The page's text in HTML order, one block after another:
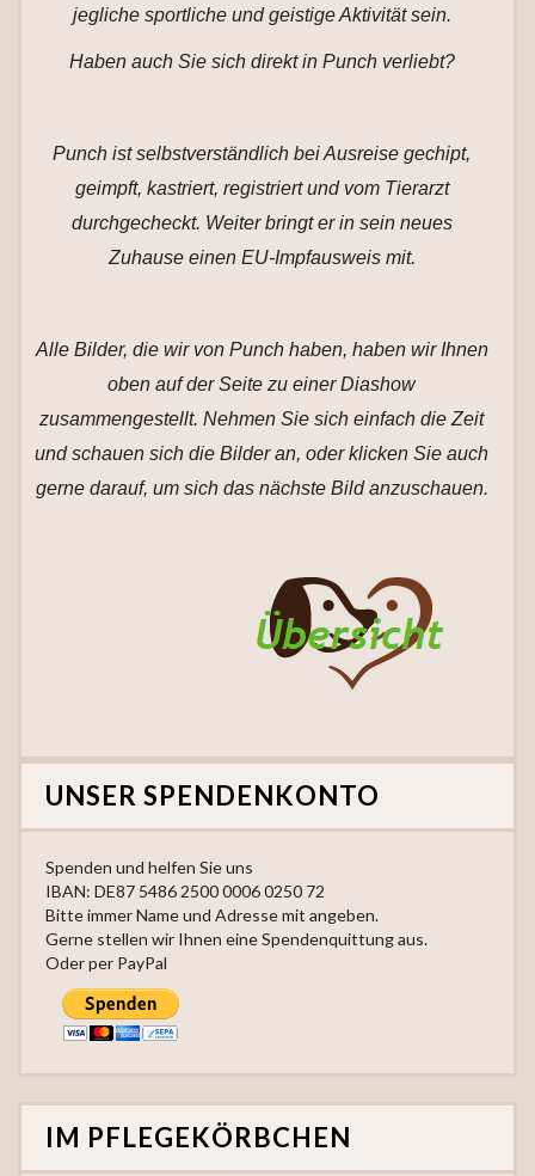
jegliche sportliche und geistige Aktivität sein.
Haben auch Sie sich direkt in Punch verliebt?
Punch ist selbstverständlich bei Ausreise gechipt,
geimpft, kastriert, registriert und vom Tierarzt
durchgecheckt. Weiter bringt er in sein neues
Zuhause einen EU-Impfausweis mit.
Alle Bilder, die wir von Punch haben, haben wir Ihnen
oben auf der Seite zu einer Diashow
zusammengestellt. Nehmen Sie sich einfach die Zeit
und schauen sich die Bilder an, oder klicken Sie auch
gerne darauf, um sich das nächste Bild anzuschauen.
UNSER SPENDENKONTO
Spenden und helfen Sie uns
IBAN: DE87 5486 2500 0006 0250 72
Bitte immer Name und Adresse mit angeben.
Gerne stellen wir Ihnen eine Spendenquittung aus.
Oder per PayPal
IM PFLEGEKÖRBCHEN